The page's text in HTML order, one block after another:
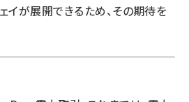
イが展開できるため、その期待を